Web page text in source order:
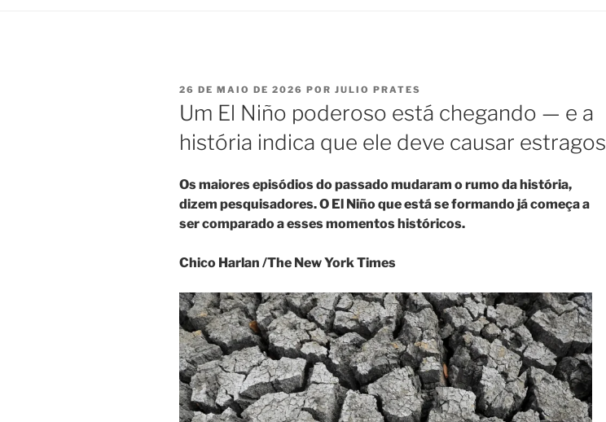
PUBLICADO
EM
26 DE MAIO DE 2026 POR JULIO PRATES
Um El Niño poderoso está chegando — e a
história indica que ele deve causar estragos
Os maiores episódios do passado mudaram o rumo da história,
dizem pesquisadores. O El Niño que está se formando já começa a
ser comparado a esses momentos históricos.
Chico Harlan /The New York Times